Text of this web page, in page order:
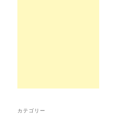
カテゴリー